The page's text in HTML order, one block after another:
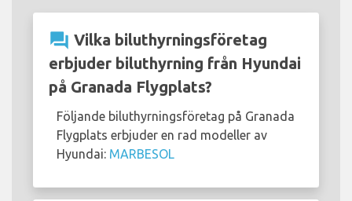
question_answer Vilka biluthyrningsföretag
erbjuder biluthyrning från Hyundai
på Granada Flygplats?
Följande biluthyrningsföretag på Granada
Flygplats erbjuder en rad modeller av
Hyundai: MARBESOL